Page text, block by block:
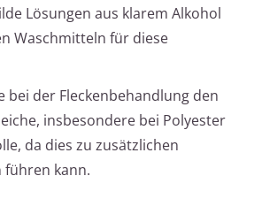
Lösungen aus klarem Alkohol
Waschmitteln für diese
bei der Fleckenbehandlung den
insbesondere bei Polyester
da dies zu zusätzlichen
kann.